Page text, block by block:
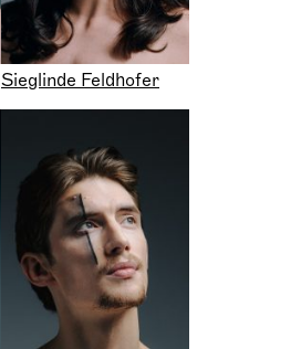
Sieglinde Feldhofer